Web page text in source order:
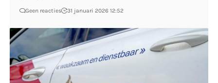
Geen reacties 31 januari 2026 12:52